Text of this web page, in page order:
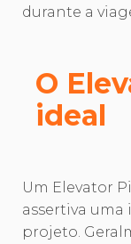
durante a
O
ideal
Um Elevator
assertiva uma
projeto.